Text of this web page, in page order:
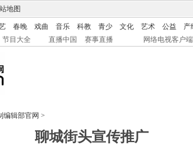
地图
春晚 戏曲 音乐 科教 青少 文化 艺术 公益 产
节目大全 直播中国 赛事直播 网络电视客户端
编辑部官网 >
聊城街头宣传推广